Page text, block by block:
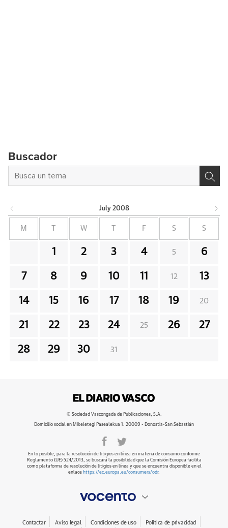
Buscador
July 2008
M W F S S
1 2 3 4 5 6
7 8 9 10 11 12 13
14 15 16 17 18 19 20
21 22 23 24 25 26 27
28 29 30 31
© Sociedad Vascongada de Publicaciones, S.A.
Domicilio social en Mikeletegi Pasealekua 1. 20009 - Donostia-San Sebastián
En lo posible, para la resolución de litigios en línea en materia de consumo conforme
Reglamento (UE) 524/2013, se buscará la posibilidad que la Comisión Europea facilita
como plataforma de resolución de litigios en línea y que se encuentra disponible en el
enlace https://ec.europa.eu/consumers/odr.
Contactar Aviso legal Condiciones de uso Política de privacidad